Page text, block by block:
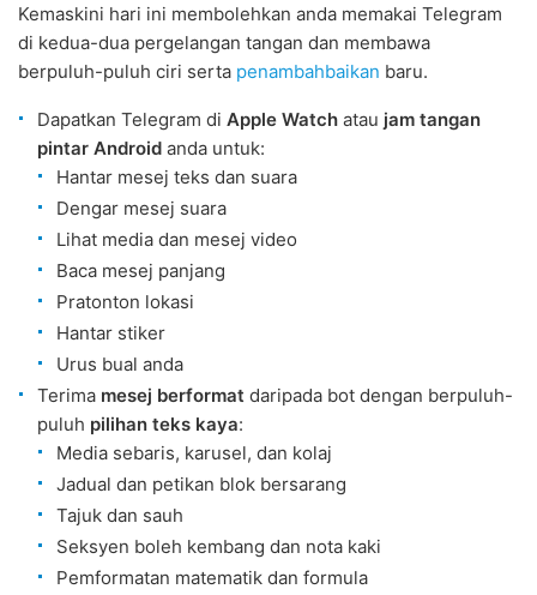
Kemaskini hari ini membolehkan anda memakai Telegram
di kedua-dua pergelangan tangan dan membawa
berpuluh-puluh ciri serta penambahbaikan baru.
Dapatkan Telegram di Apple Watch atau jam tangan
pintar Android anda untuk:
Hantar mesej teks dan suara
Dengar mesej suara
Lihat media dan mesej video
Baca mesej panjang
Pratonton lokasi
Hantar stiker
Urus bual anda
Terima mesej berformat daripada bot dengan berpuluh-
puluh pilihan teks kaya:
Media sebaris, karusel, dan kolaj
Jadual dan petikan blok bersarang
Tajuk dan sauh
Seksyen boleh kembang dan nota kaki
Pemformatan matematik dan formula